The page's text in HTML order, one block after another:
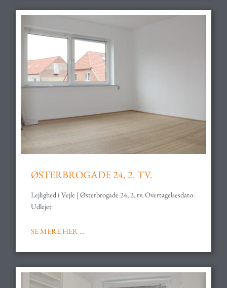
ØSTERBROGADE 24, 2. TV.
Lejlighed i Vejle | Østerbrogade 24, 2. tv. Overtagelsesdato:
Udlejet
SE MERE HER ...